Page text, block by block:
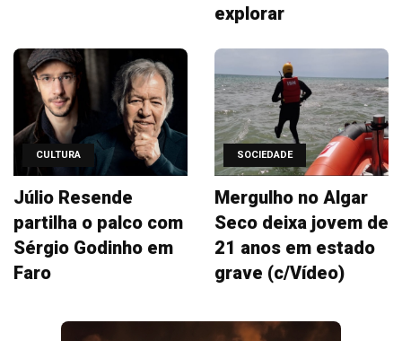
explorar
CULTURA
Júlio Resende
partilha o palco com
Sérgio Godinho em
Faro
SOCIEDADE
Mergulho no Algar
Seco deixa jovem de
21 anos em estado
grave (c/Vídeo)